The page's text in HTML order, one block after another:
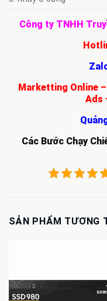
Công ty TNHH
Marketting Online
Ads
Các Bước Chạy
SẢN PHẨM TƯƠNG